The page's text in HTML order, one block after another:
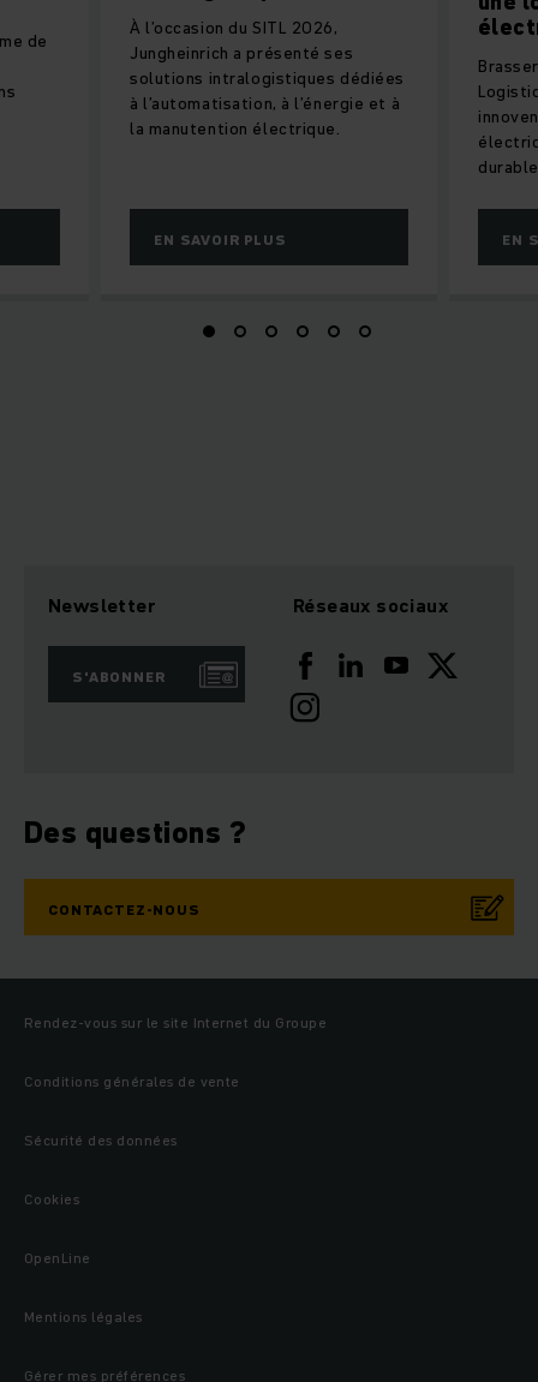
À l’occasion du SITL 2026,
Jungheinrich a présenté ses
solutions intralogistiques dédiées
à l’automatisation, à l’énergie et à
la manutention électrique.
EN SAVOIR PLUS EN
de
Newsletter
S'ABONNER
Réseaux sociaux
Des questions ?
CONTACTEZ-NOUS
Rendez-vous sur le site Internet du Groupe
Conditions générales de vente
Sécurité des données
Cookies
OpenLine
Mentions légales
Gérer mes préférences